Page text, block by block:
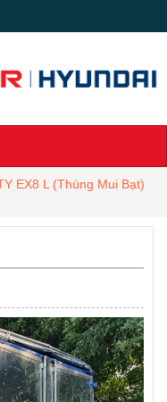
EX8 L (Thùng Mui Bạt)